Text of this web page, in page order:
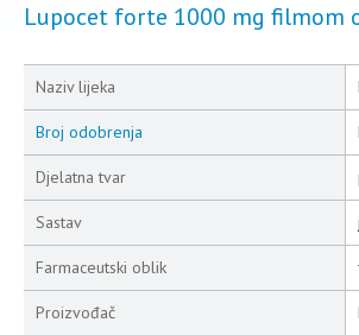
Lupocet forte 1000 mg filmom
Naziv lijeka
Broj odobrenja
Djelatna tvar
Sastav
Farmaceutski oblik
Proizvođač